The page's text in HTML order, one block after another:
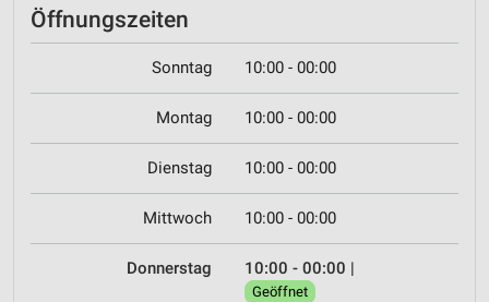
Öffnungszeiten
Sonntag 10:00 - 00:00
Montag 10:00 - 00:00
Dienstag 10:00 - 00:00
Mittwoch 10:00 - 00:00
Donnerstag 10:00 - 00:00 |
Geöffnet